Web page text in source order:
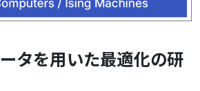
タを用いた最適化の研